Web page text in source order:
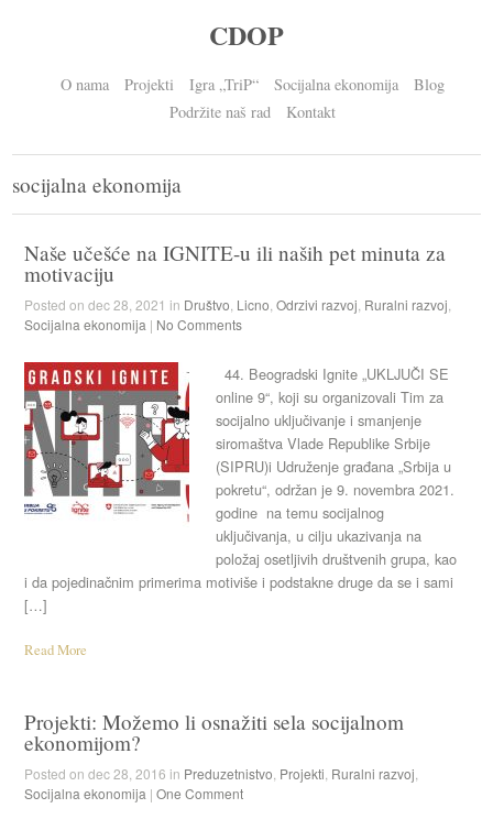
CDOP
O nama Projekti Igra „TriP“ Socijalna ekonomija
Blog
Podržite naš rad
Kontakt
socijalna ekonomija
Naše učešće na IGNITE-u ili naših pet minuta za
motivaciju
Posted on dec 28, 2021 in Društvo Licno Odrzivi razvoj Ruralni razvoj
Socijalna ekonomija | No Comments
44. Beogradski Ignite „UKLJUČI SE
online 9“, koji su organizovali Tim za
socijalno uključivanje i smanjenje
siromaštva Vlade Republike Srbije
(SIPRU)i Udruženje građana „Srbija u
pokretu“, održan je 9. novembra 2021.
godine na temu socijalnog
uključivanja, u cilju ukazivanja na
položaj osetljivih društvenih grupa, kao
i da pojedinačnim primerima motiviše i podstakne druge da se i sami
[…]
Read More
Projekti: Možemo li osnažiti sela socijalnom
ekonomijom?
Posted on dec 28, 2016 in Preduzetnistvo Projekti Ruralni razvoj
Socijalna ekonomija | One Comment